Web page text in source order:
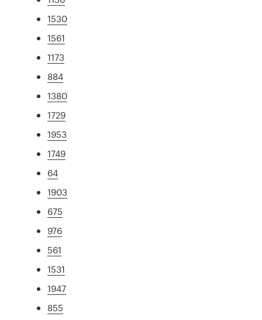
1530
1561
1173
884
1380
1729
1953
1749
64
1903
675
976
561
1531
1947
855